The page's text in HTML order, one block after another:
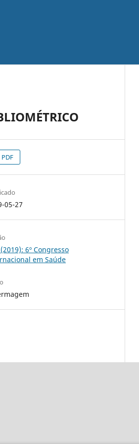
PDF
05-27
6º Congresso
em Saúde